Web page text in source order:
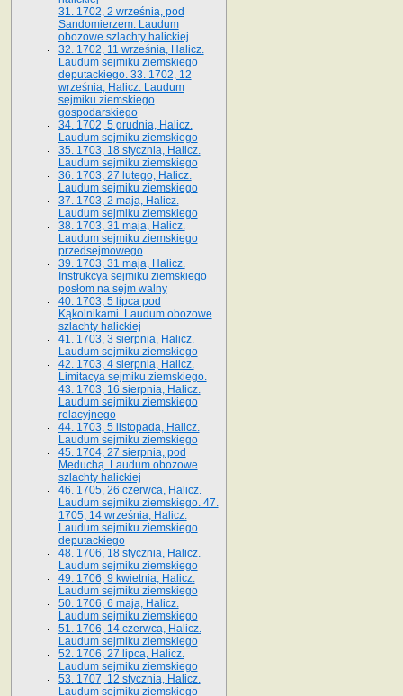
31. 1702, 2 września, pod
Sandomierzem. Laudum
obozowe szlachty halickiej
32. 1702, 11 września, Halicz.
Laudum sejmiku ziemskiego
deputackiego. 33. 1702, 12
września, Halicz. Laudum
sejmiku ziemskiego
gospodarskiego
34. 1702, 5 grudnia, Halicz.
Laudum sejmiku ziemskiego
35. 1703, 18 stycznia, Halicz.
Laudum sejmiku ziemskiego
36. 1703, 27 lutego, Halicz.
Laudum sejmiku ziemskiego
37. 1703, 2 maja, Halicz.
Laudum sejmiku ziemskiego
38. 1703, 31 maja, Halicz.
Laudum sejmiku ziemskiego
przedsejmowego
39. 1703, 31 maja, Halicz.
Instrukcya sejmiku ziemskiego
posłom na sejm walny
40. 1703, 5 lipca pod
Kąkolnikami. Laudum obozowe
szlachty halickiej
41­. 1703, 3 sierpnia, Halicz.
Laudum sejmiku ziemskiego
42. 1703, 4 sierpnia, Halicz.
Limitacya sejmiku ziemskiego.
43. 1703, 16 sierpnia, Halicz.
Laudum sejmiku ziemskiego
relacyjnego
44. 1703, 5 listopada, Halicz.
Laudum sejmiku ziemskiego
45. 1704, 27 sierpnia, pod
Meduchą. Laudum obozowe
szlachty halickiej
46. 1705, 26 czerwca, Halicz.
Laudum sejmiku ziemskiego. 47.
1705, 14 września, Halicz.
Laudum sejmiku ziemskiego
deputackiego
48. 1706, 18 stycznia, Halicz.
Laudum sejmiku ziemskiego
49. 1706, 9 kwietnia, Halicz.
Laudum sejmiku ziemskiego
50. 1706, 6 maja, Halicz.
Laudum sejmiku ziemskiego
51. 1706, 14 czerwca, Halicz.
Laudum sejmiku ziemskiego
52. 1706, 27 lipca, Halicz.
Laudum sejmiku ziemskiego
53. 1707, 12 stycznia, Halicz.
Laudum sejmiku ziemskiego